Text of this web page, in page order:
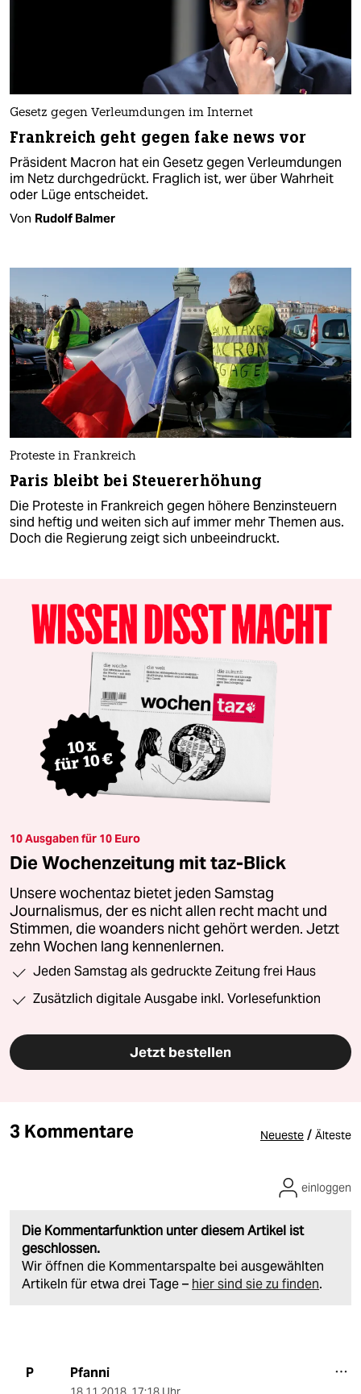
Gesetz gegen Verleumdungen im Internet
Frankreich geht gegen fake news vor
Präsident Macron hat ein Gesetz gegen Verleumdungen
im Netz durchgedrückt. Fraglich ist, wer über Wahrheit
oder Lüge entscheidet.
Von Rudolf Balmer
Proteste in Frankreich
Paris bleibt bei Steuererhöhung
Die Proteste in Frankreich gegen höhere Benzinsteuern
sind heftig und weiten sich auf immer mehr Themen aus.
Doch die Regierung zeigt sich unbeeindruckt.
10 Ausgaben für 10 Euro
Die Wochenzeitung mit taz-Blick
Unsere wochentaz bietet jeden Samstag
Journalismus, der es nicht allen recht macht und
Stimmen, die woanders nicht gehört werden. Jetzt
zehn Wochen lang kennenlernen.
Jeden Samstag als gedruckte Zeitung frei Haus
Zusätzlich digitale Ausgabe inkl. Vorlesefunktion
Jetzt bestellen
3 Kommentare Neueste / Älteste
Die Kommentarfunktion unter diesem Artikel ist
geschlossen.
Wir öffnen die Kommentarspalte bei ausgewählten
Artikeln für etwa drei Tage – hier sind sie zu finden.
einloggen
P Pfanni